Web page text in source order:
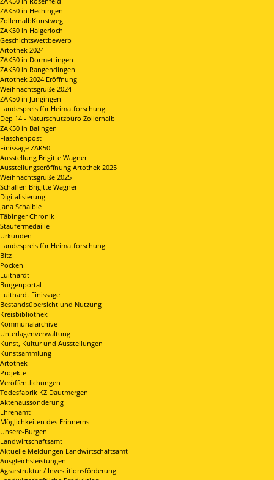
ZAK50 in Hechingen
ZollernalbKunstweg
ZAK50 in Haigerloch
Geschichtswettbewerb
Artothek 2024
ZAK50 in Dormettingen
ZAK50 in Rangendingen
Artothek 2024 Eröffnung
Weihnachtsgrüße 2024
ZAK50 in Jungingen
Landespreis für Heimatforschung
Dep 14 - Naturschutzbüro Zollernalb
ZAK50 in Balingen
Flaschenpost
Finissage ZAK50
Ausstellung Brigitte Wagner
Ausstellungseröffnung Artothek 2025
Weihnachtsgrüße 2025
Schaffen Brigitte Wagner
Digitalisierung
Jana Schaible
Täbinger Chronik
Staufermedaille
Urkunden
Landespreis für Heimatforschung
Bitz
Pocken
Luithardt
Burgenportal
Luithardt Finissage
Bestandsübersicht und Nutzung
Kreisbibliothek
Kommunalarchive
Unterlagenverwaltung
Kunst, Kultur und Ausstellungen
Kunstsammlung
Artothek
Projekte
Veröffentlichungen
Todesfabrik KZ Dautmergen
Aktenaussonderung
Ehrenamt
Möglichkeiten des Erinnerns
Unsere-Burgen
Landwirtschaftsamt
Aktuelle Meldungen Landwirtschaftsamt
Ausgleichsleistungen
Agrarstruktur / Investitionsförderung